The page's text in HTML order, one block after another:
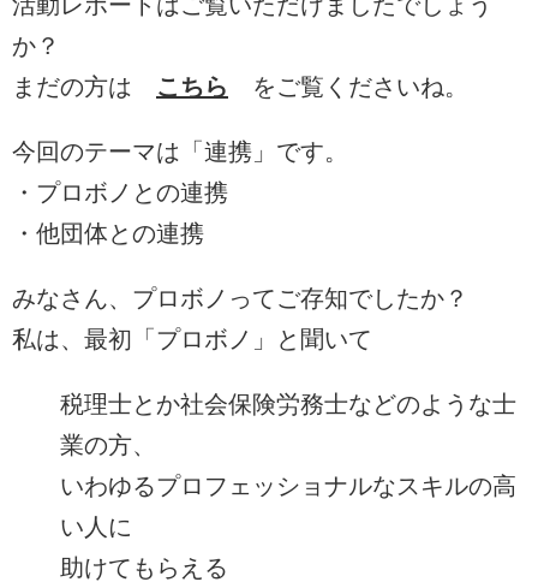
か？
まだの方は こちら をご覧くださいね。
今回のテーマは「連携」です。
・プロボノとの連携
・他団体との連携
みなさん、プロボノってご存知でしたか？
私は、最初「プロボノ」と聞いて
税理士とか社会保険労務士などのような士
業の方、
いわゆるプロフェッショナルなスキルの高
い人に
助けてもらえる